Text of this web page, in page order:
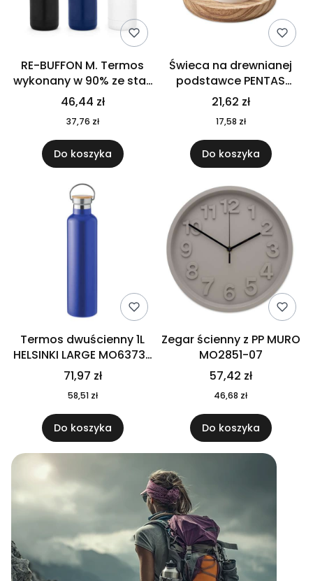
RE-BUFFON M. Termos
wykonany w 90% ze stali
nierdzewnej
pochodzącej z
recyklingu 520 ml 94294
46,44 zł
37,76 zł
Do koszyka
Świeca na drewnianej
podstawce PENTAS
MO6282-40
21,62 zł
17,58 zł
Do koszyka
Termos dwuścienny 1L
HELSINKI LARGE MO6373-
04
71,97 zł
58,51 zł
Do koszyka
Zegar ścienny z PP MURO
MO2851-07
57,42 zł
46,68 zł
Do koszyka